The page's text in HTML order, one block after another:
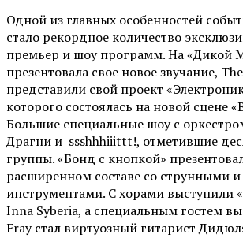
Одной из главных особенностей
стало рекордное количество
премьер и шоу программ. На «Дикой
презентовала свое новое звучание,
представили свой проект
которого состоялась на новой сцене
Большие специальные шоу с
Драгни и ssshhhiiittt!, отметившие
группы. «Бонд с кнопкой»
расширенном составе со струнными
инструментами. С хорами выступили
Inna Syberia, а специальным гостем
Fray стал виртуозный гитарист